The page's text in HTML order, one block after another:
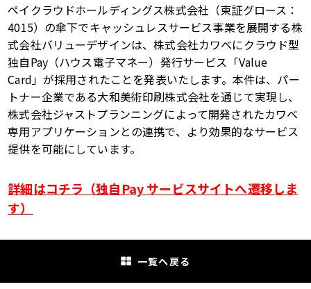
ペイクラウドホールディングス株式会社（東証グロース：
4015）の傘下でキャッシュレスサービス事業を展開する株
式会社バリューデザインは、株式会社カワベにクラウド型
独自Pay （ハウス電子マネー）発行サービス「Value
Card 」が採用されたことを発表いたします。本件は、パー
トナー企業である大和美術印刷株式会社を通じて実現し、
株式会社ジャストプランニングによって開発されたカワベ
専用アプリケーションとの連携で、より効果的なサービス
提供を可能にしています。
詳細はコチラ（独自Pay サービスサイトへ遷移しま
す）
一覧へ戻る